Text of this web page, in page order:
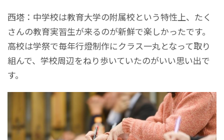
西塔：中学校は教育大学の附属校という特性上、たく
さんの教育実習生が来るのが新鮮で楽しかったです。
高校は学祭で毎年行燈制作にクラス一丸となって取り
組んで、学校周辺をねり歩いていたのがいい思い出で
す。